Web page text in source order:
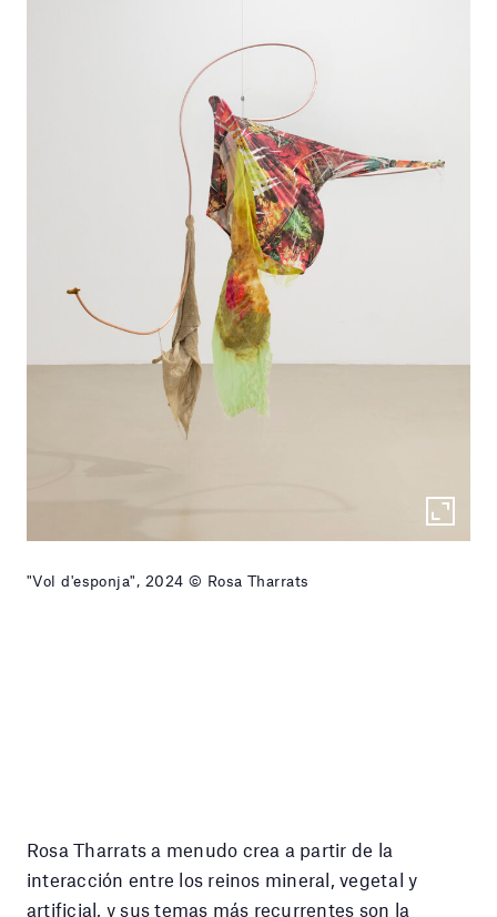
"Vol d'esponja", 2024 © Rosa Tharrats
Rosa Tharrats a menudo crea a partir de la
interacción entre los reinos mineral, vegetal y
artificial, y sus temas más recurrentes son la